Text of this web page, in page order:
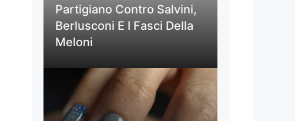
Partigiano Contro Salvini,
Berlusconi E I Fasci Della
Meloni